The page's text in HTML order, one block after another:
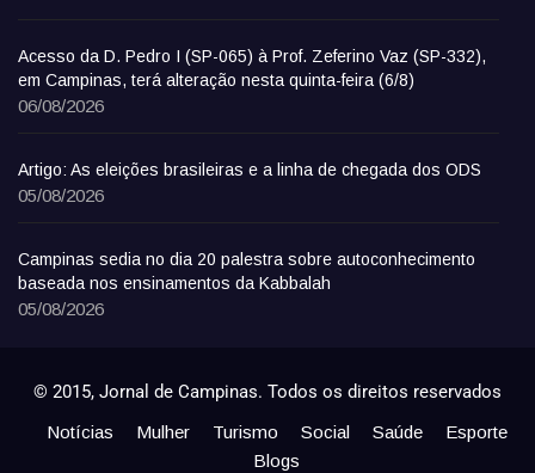
Acesso da D. Pedro I (SP-065) à Prof. Zeferino Vaz (SP-332),
em Campinas, terá alteração nesta quinta-feira (6/8)
06/08/2026
Artigo: As eleições brasileiras e a linha de chegada dos ODS
05/08/2026
Campinas sedia no dia 20 palestra sobre autoconhecimento
baseada nos ensinamentos da Kabbalah
05/08/2026
© 2015, Jornal de Campinas. Todos os direitos reservados
Notícias Mulher Turismo Social Saúde
Esporte
Blogs